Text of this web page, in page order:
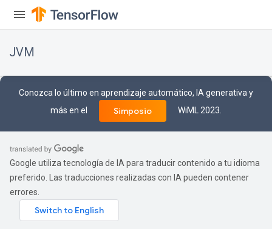
JVM
Conozca lo último en aprendizaje automático, IA generativa y
más en el
Simposio WiML 2023.
Google utiliza tecnología de IA para traducir contenido a tu idioma
preferido. Las traducciones realizadas con IA pueden contener
errores.